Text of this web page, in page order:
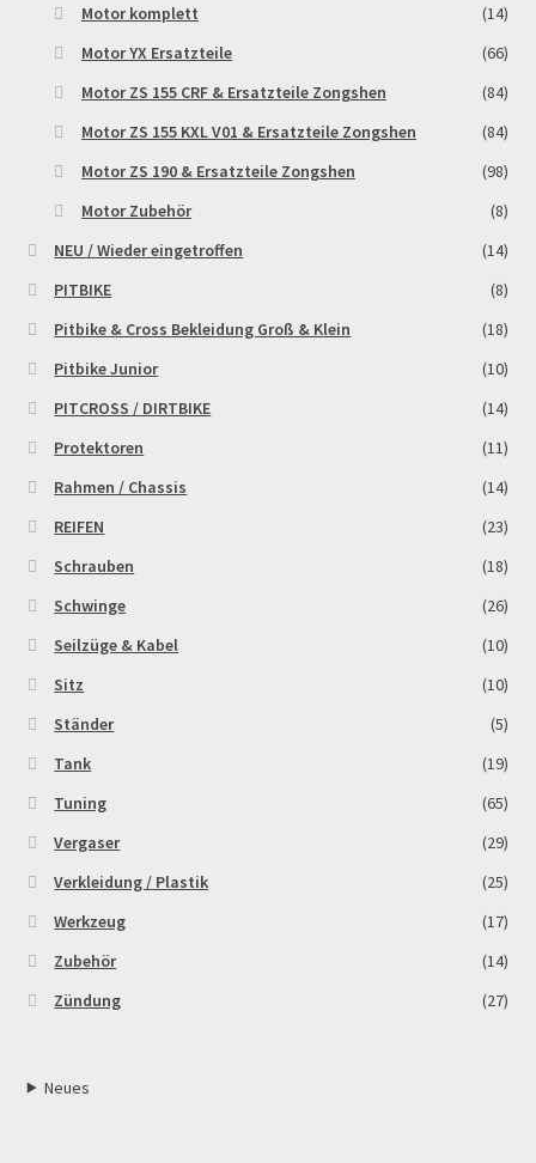
Motor komplett
(14)
Motor YX Ersatzteile
(66)
Motor ZS 155 CRF & Ersatzteile Zongshen
(84)
Motor ZS 155 KXL V01 & Ersatzteile Zongshen
(84)
Motor ZS 190 & Ersatzteile Zongshen
(98)
Motor Zubehör
(8)
NEU / Wieder eingetroffen
(14)
PITBIKE
(8)
Pitbike & Cross Bekleidung Groß & Klein
(18)
Pitbike Junior
(10)
PITCROSS / DIRTBIKE
(14)
Protektoren
(11)
Rahmen / Chassis
(14)
REIFEN
(23)
Schrauben
(18)
Schwinge
(26)
Seilzüge & Kabel
(10)
Sitz
(10)
Ständer
(5)
Tank
(19)
Tuning
(65)
Vergaser
(29)
Verkleidung / Plastik
(25)
Werkzeug
(17)
Zubehör
(14)
Zündung
(27)
Neues